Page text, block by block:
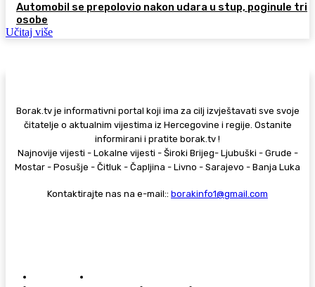
Automobil se prepolovio nakon udara u stup, poginule tri
osobe
Učitaj više
Borak.tv je informativni portal koji ima za cilj izvještavati sve svoje
čitatelje o aktualnim vijestima iz Hercegovine i regije. Ostanite
informirani i pratite borak.tv !
Najnovije vijesti - Lokalne vijesti - Široki Brijeg- Ljubuški - Grude -
Mostar - Posušje - Čitluk - Čapljina - Livno - Sarajevo - Banja Luka
Kontaktirajte nas na e-mail:: borakinfo1@gmail.com